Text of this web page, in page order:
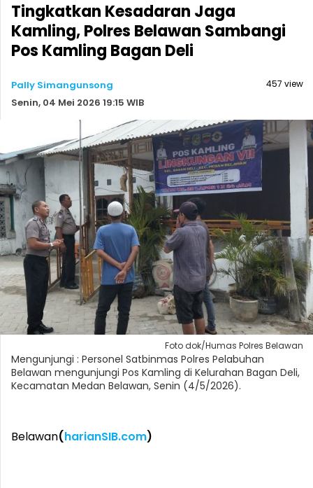
Tingkatkan Kesadaran Jaga
Kamling, Polres Belawan Sambangi
Pos Kamling Bagan Deli
Pally Simangunsong
Senin, 04 Mei 2026 19:15 WIB
457 view
Foto dok/Humas Polres Belawan
Mengunjungi : Personel Satbinmas Polres Pelabuhan
Belawan mengunjungi Pos Kamling di Kelurahan Bagan Deli,
Kecamatan Medan Belawan, Senin (4/5/2026).
Belawan(harianSIB.com)